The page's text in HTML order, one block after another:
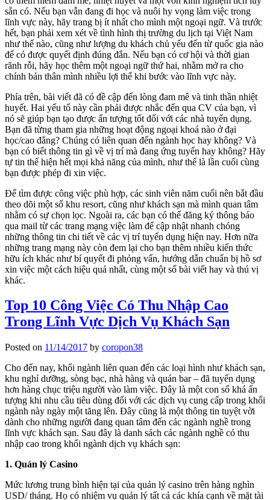
sẵn có. Nếu bạn vẫn đang đi học và nuôi hy vọng làm việc trong
lĩnh vực này, hãy trang bị ít nhất cho mình một ngoại ngữ. Và trước
hết, bạn phải xem xét về tình hình thị trường du lịch tại Việt Nam
như thế nào, cũng như lượng du khách chủ yếu đến từ quốc gia nào
để có được quyết định đúng đắn. Nếu bạn có cơ hội và thời gian
rãnh rỗi, hãy học thêm một ngoại ngữ thứ hai, nhằm mở ra cho
chính bản thân mình nhiều lợi thế khi bước vào lĩnh vực này.
Phía trên, bài viết đã có đề cập đến lòng đam mê và tinh thần nhiệt
huyết. Hai yếu tố này cần phải được nhắc đến qua CV của bạn, vì
nó sẽ giúp bạn tạo được ấn tượng tốt đối với các nhà tuyển dụng.
Bạn đã từng tham gia những hoạt động ngoại khoá nào ở đại
học/cao đẳng? Chúng có liên quan đến ngành học hay không? Và
bạn có biết thông tin gì về vị trí mà đang ứng tuyển hay không? Hãy
tự tin thể hiện hết mọi khả năng của mình, như thể là lần cuối cùng
bạn được phép đi xin việc.
Để tìm được công việc phù hợp, các sinh viên năm cuối nên bắt đầu
theo dõi một số khu resort, cũng như khách sạn mà mình quan tâm
nhằm có sự chọn lọc. Ngoài ra, các bạn có thể đăng ký thông báo
qua mail từ các trang mạng việc làm để cập nhật nhanh chóng
những thông tin chi tiết về các vị trí tuyển dụng hiện nay. Hơn nữa
những trang mạng này còn đem lại cho bạn thêm nhiều kiến thức
hữu ích khác như bí quyết đi phỏng vấn, hướng dẫn chuẩn bị hồ sơ
xin việc một cách hiệu quả nhất, cùng một số bài viết hay và thú vị
khác.
Top 10 Công Việc Có Thu Nhập Cao
Trong Lĩnh Vực Dịch Vụ Khách Sạn
Posted on 11/14/2017 by coropon38
Cho đến nay, khối ngành liên quan đến các loại hình như khách sạn,
khu nghỉ dưỡng, sòng bạc, nhà hàng và quán bar – đã tuyển dụng
hơn hàng chục triệu người vào làm việc. Đây là một con số khá ấn
tượng khi nhu cầu tiêu dùng đối với các dịch vụ cung cấp trong khối
ngành này ngày một tăng lên. Đây cũng là một thông tin tuyệt vời
dành cho những người đang quan tâm đến các ngành nghề trong
lĩnh vực khách sạn. Sau đây là danh sách các ngành nghề có thu
nhập cao trong khối ngành dịch vụ khách sạn:
1. Quản lý Casino
Mức lương trung bình hiện tại của quản lý casino trên hàng nghìn
USD/ tháng. Họ có nhiệm vụ quản lý tất cả các khía cạnh về mặt tài